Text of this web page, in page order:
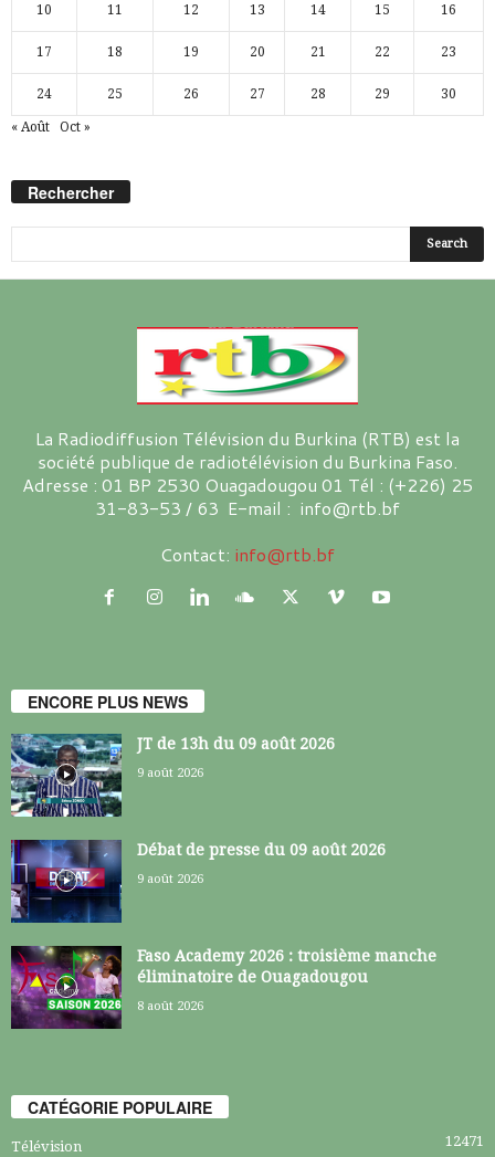
10 11 12 13 14 15 16
17 18 19 20 21 22 23
24 25 26 27 28 29 30
« Août Oct »
Rechercher
La Radiodiffusion Télévision du Burkina (RTB) est la
société publique de radiotélévision du Burkina Faso.
Adresse : 01 BP 2530 Ouagadougou 01 Tél : (+226) 25
31-83-53 / 63 E-mail : info@rtb.bf
Contact: info@rtb.bf
ENCORE PLUS NEWS
JT de 13h du 09 août 2026
9 août 2026
Débat de presse du 09 août 2026
9 août 2026
Faso Academy 2026 : troisième manche
éliminatoire de Ouagadougou
8 août 2026
CATÉGORIE POPULAIRE
Télévision 12471